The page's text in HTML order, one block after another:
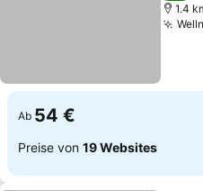
1.4
Ab 54 €
Preise von 19 Websites